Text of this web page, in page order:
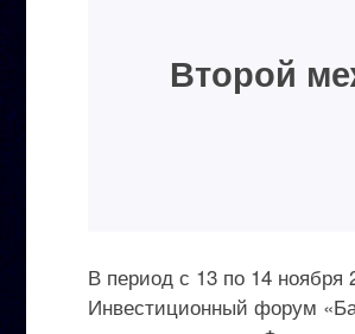
Второй
В период с 13 по 14
Инвестиционный форум